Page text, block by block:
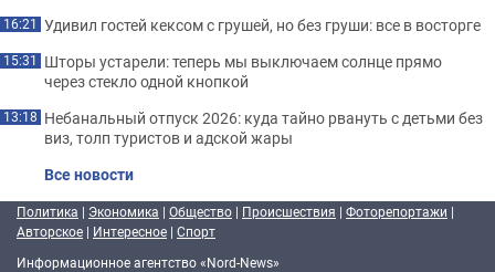
16:21 Удивил гостей кексом с грушей, но без груши: все в восторге
15:31 Шторы устарели: теперь мы выключаем солнце прямо
через стекло одной кнопкой
13:18 Небанальный отпуск 2026: куда тайно рвануть с детьми без
виз, толп туристов и адской жары
Все новости
Политика | Экономика | Общество | Происшествия | Фоторепортажи |
Авторское | Интересное | Спорт
Информационное агентство «Nord-News»